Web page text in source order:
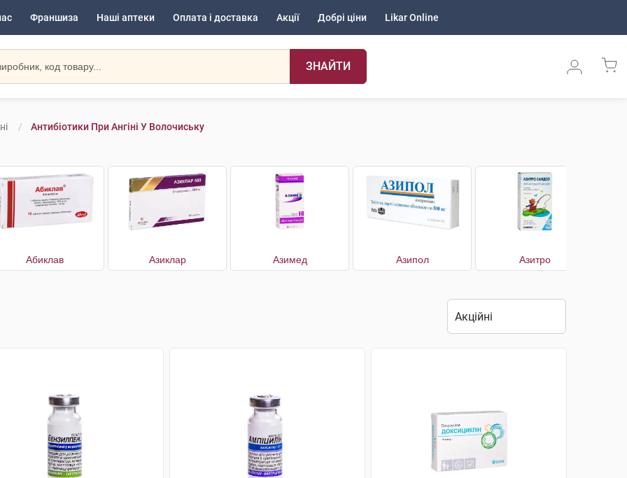
Франшиза Наші аптеки Оплата і доставка Акції Добрі ціни Likar Online
ЗНАЙТИ
Антибіотики При Ангіні У Волочиську
Абиклав Азиклар Азимед Азипол Азитро